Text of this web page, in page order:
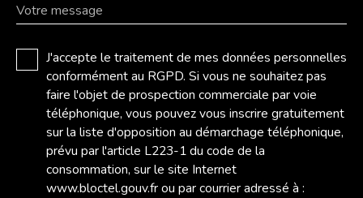
Votre message
J'accepte le traitement de mes données personnelles
conformément au RGPD. Si vous ne souhaitez pas
faire l'objet de prospection commerciale par voie
téléphonique, vous pouvez vous inscrire gratuitement
sur la liste d'opposition au démarchage téléphonique,
prévu par l'article L223-1 du code de la
consommation, sur le site Internet
www.bloctel.gouv.fr ou par courrier adressé à :